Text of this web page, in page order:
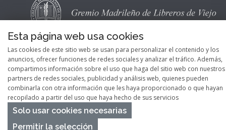
Esta página web usa cookies
Las cookies de este sitio web se usan para personalizar el contenido y los
anuncios, ofrecer funciones de redes sociales y analizar el tráfico. Además,
compartimos información sobre el uso que haga del sitio web con nuestros
partners de redes sociales, publicidad y análisis web, quienes pueden
combinarla con otra información que les haya proporcionado o que hayan
recopilado a partir del uso que haya hecho de sus servicios
Solo usar cookies necesarias
Permitir la selección